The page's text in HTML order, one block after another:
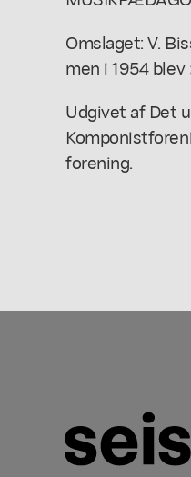
Omslaget: V.
men i 1954
Udgivet af Det
forening.